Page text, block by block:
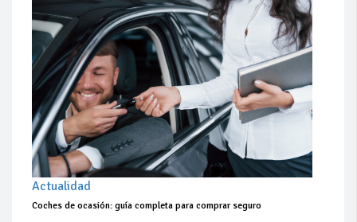
Actualidad
Coches de ocasión: guía completa para comprar seguro